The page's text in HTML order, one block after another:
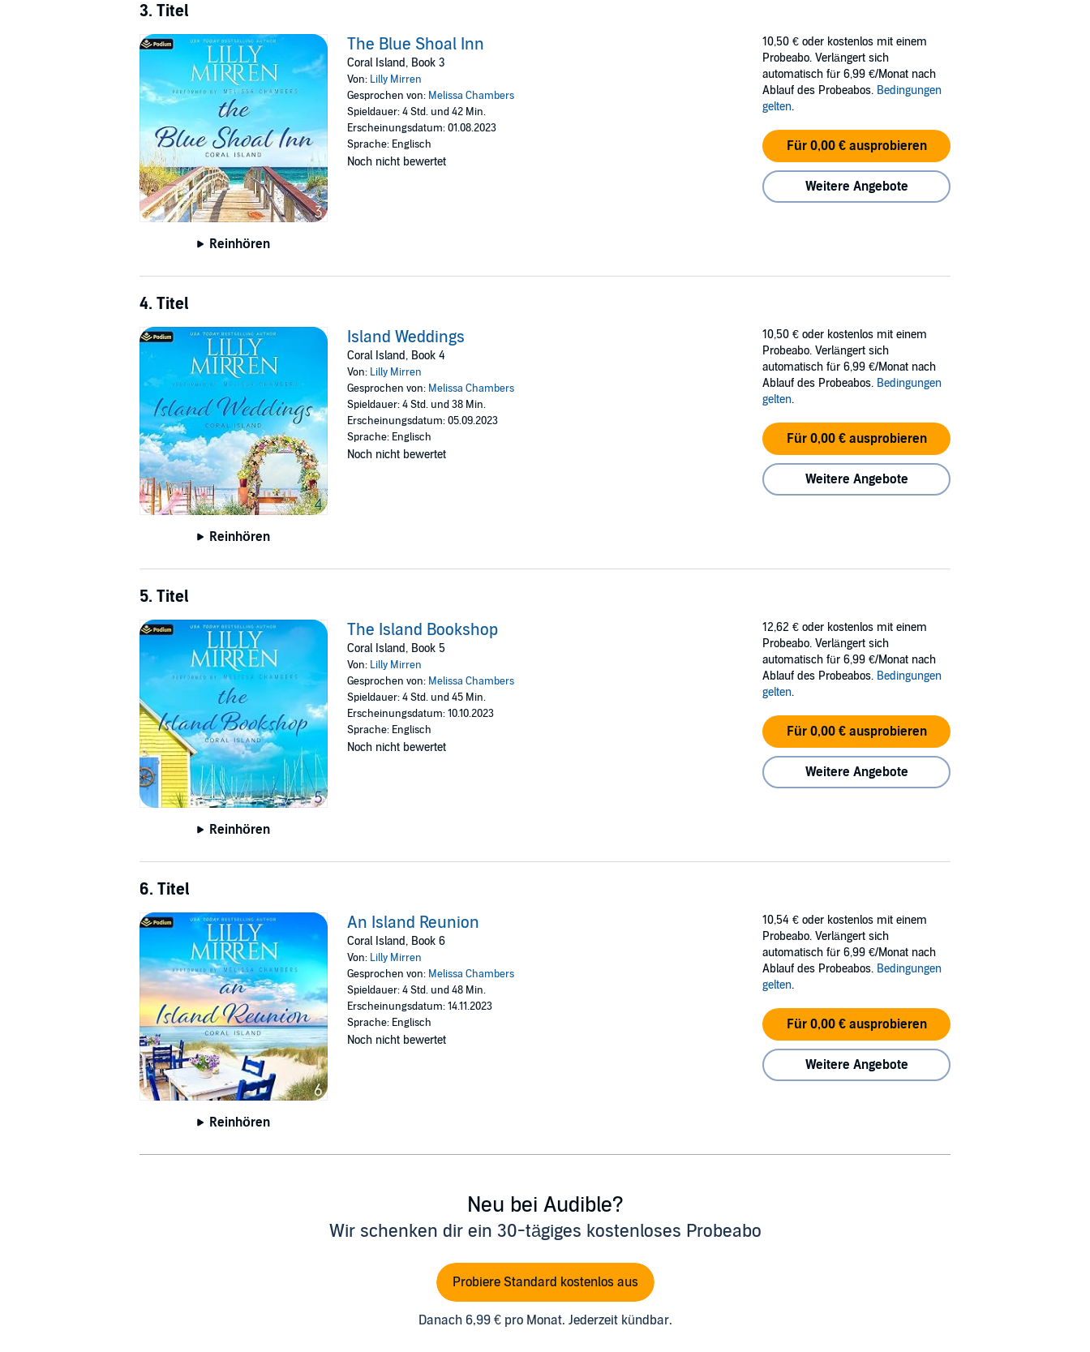
3. Titel
Reinhören
The Blue Shoal Inn
Coral Island, Book 3
Von: Lilly Mirren
Gesprochen von: Melissa Chambers
Spieldauer: 4 Std. und 42 Min.
Erscheinungsdatum: 01.08.2023
Sprache: Englisch
Noch nicht bewertet
10,50 € oder kostenlos mit einem
Probeabo. Verlängert sich
automatisch für 6,99 €/Monat nach
Ablauf des Probeabos. Bedingungen
gelten.
Für 0,00 € ausprobieren
Weitere Angebote
4. Titel
Reinhören
Island Weddings
Coral Island, Book 4
Von: Lilly Mirren
Gesprochen von: Melissa Chambers
Spieldauer: 4 Std. und 38 Min.
Erscheinungsdatum: 05.09.2023
Sprache: Englisch
Noch nicht bewertet
10,50 € oder kostenlos mit einem
Probeabo. Verlängert sich
automatisch für 6,99 €/Monat nach
Ablauf des Probeabos. Bedingungen
gelten.
Für 0,00 € ausprobieren
Weitere Angebote
5. Titel
Reinhören
The Island Bookshop
Coral Island, Book 5
Von: Lilly Mirren
Gesprochen von: Melissa Chambers
Spieldauer: 4 Std. und 45 Min.
Erscheinungsdatum: 10.10.2023
Sprache: Englisch
Noch nicht bewertet
12,62 € oder kostenlos mit einem
Probeabo. Verlängert sich
automatisch für 6,99 €/Monat nach
Ablauf des Probeabos. Bedingungen
gelten.
Für 0,00 € ausprobieren
Weitere Angebote
6. Titel
Reinhören
An Island Reunion
Coral Island, Book 6
Von: Lilly Mirren
Gesprochen von: Melissa Chambers
Spieldauer: 4 Std. und 48 Min.
Erscheinungsdatum: 14.11.2023
Sprache: Englisch
Noch nicht bewertet
10,54 € oder kostenlos mit einem
Probeabo. Verlängert sich
automatisch für 6,99 €/Monat nach
Ablauf des Probeabos. Bedingungen
gelten.
Für 0,00 € ausprobieren
Weitere Angebote
Neu bei Audible?
Wir schenken dir ein 30-tägiges kostenloses Probeabo
Probiere Standard kostenlos aus
Danach 6,99 € pro Monat. Jederzeit kündbar.